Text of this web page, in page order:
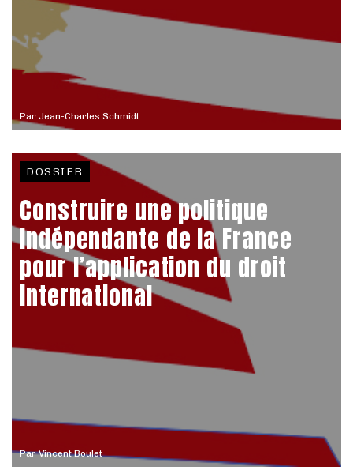
Par Jean-Charles Schmidt
ParVincent Boulet
DOSSIER
Construire une politique
indépendante de la France
pour l’application du droit
international